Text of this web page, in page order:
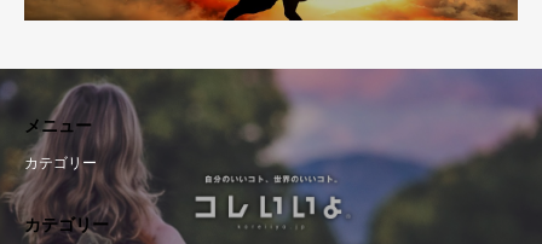
メニュー
カテゴリー
カテゴリー